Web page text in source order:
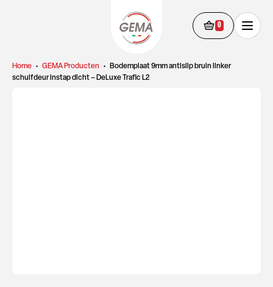
0
Home • GEMA Producten •
Bodemplaat 9mm antislip bruin linker
schuifdeur instap dicht – DeLuxe Trafic L2